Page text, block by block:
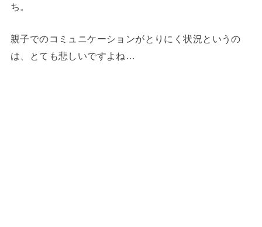
ち。
親子でのコミュニケーションがとりにく状況というの
は、とても悲しいですよね…